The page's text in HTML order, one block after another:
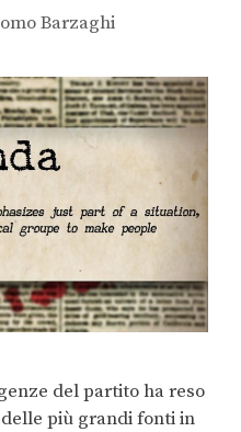
Barzaghi
del partito ha reso
più grandi fonti in